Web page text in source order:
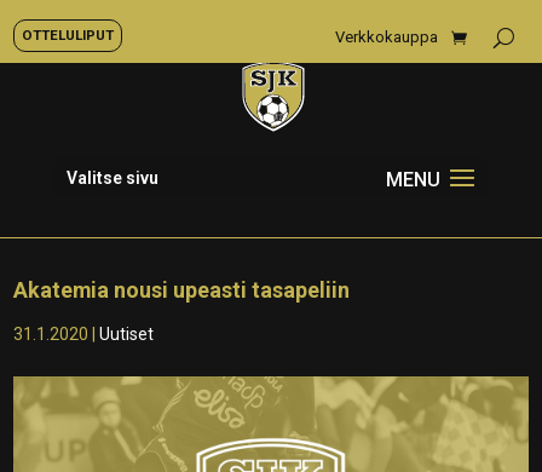
OTTELULIPUT Verkkokauppa
Valitse sivu
Akatemia nousi upeasti tasapeliin
31.1.2020 |Uutiset